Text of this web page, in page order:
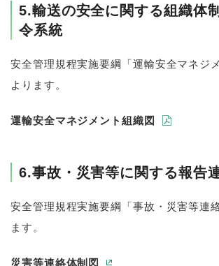
5.輸送の安全に関する組織体
令系統
安全管理規程実施要綱「運輸安全マネジ
よります。
運輸安全マネジメント組織図 PDFが開き
6.事故・災害等に関する報告
安全管理規程実施要綱「事故・災害等連
ます。
災害等連絡体制図 新しいウィンドウで開